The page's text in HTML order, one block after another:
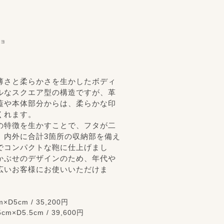
さと柔らかさを生かしたボディ
なスクエア型の構造ですが、革
や本体部分からは、柔らかな印
ます。
特徴を生かすことで、フタが二
内外に合計3箇所の収納部を備え
コンパクトな鞄に仕上げまし
ぶせのデザインのため、年代や
いお客様にお使いいただけま
/ 35,200円
/ 39,600円